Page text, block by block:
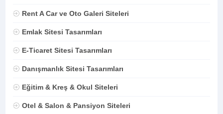
Rent A Car ve Oto Galeri Siteleri
Emlak Sitesi Tasarımları
E-Ticaret Sitesi Tasarımları
Danışmanlık Sitesi Tasarımları
Eğitim & Kreş & Okul Siteleri
Otel & Salon & Pansiyon Siteleri